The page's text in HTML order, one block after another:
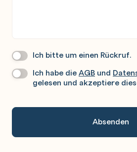
Wir
Sie
Ich bitte um einen Rückruf.
Datenschutz*
Ich habe dieAGB und
gelesen und akzeptiere